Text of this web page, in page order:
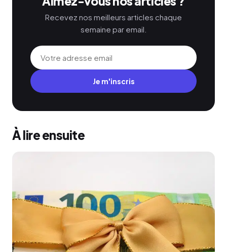
Recevez nos meilleurs articles chaque
semaine par email.
Je m'inscris
À lire ensuite